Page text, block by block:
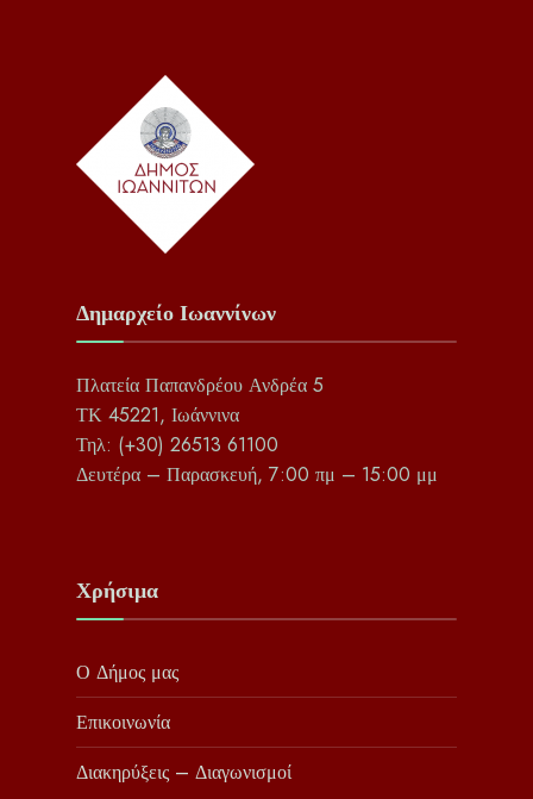
Δημαρχείο Ιωαννίνων
Πλατεία Παπανδρέου Ανδρέα 5
ΤΚ 45221, Ιωάννινα
Τηλ: (+30) 26513 61100
Δευτέρα – Παρασκευή, 7:00 πμ – 15:00 μμ
Χρήσιμα
Ο Δήμος μας
Επικοινωνία
Διακηρύξεις – Διαγωνισμοί